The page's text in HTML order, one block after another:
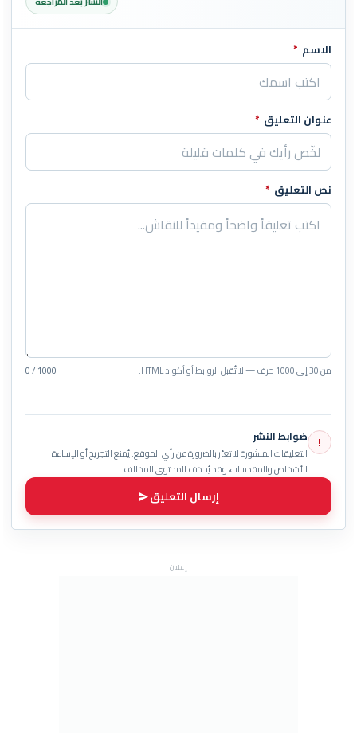
اترك هذا الحقل فارغاً
الاسم *
عنوان التعليق *
نص التعليق *
من 30 إلى 1000 حرف — لا تُقبل الروابط أو أكواد HTML. 0 / 1000
! ضوابط النشر
التعليقات المنشورة لا تعبّر بالضرورة عن رأي الموقع. يُمنع التجريح أو الإساءة
للأشخاص والمقدسات، وقد يُحذف المحتوى المخالف.
إرسال التعليق
إعلان